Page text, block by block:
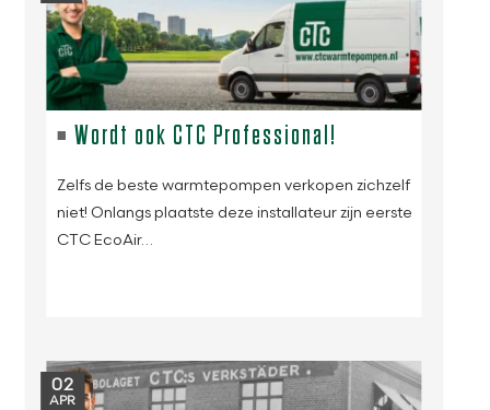
Wordt ook CTC Professional!
Zelfs de beste warmtepompen verkopen zichzelf
niet! Onlangs plaatste deze installateur zijn eerste
CTC EcoAir…
02
APR